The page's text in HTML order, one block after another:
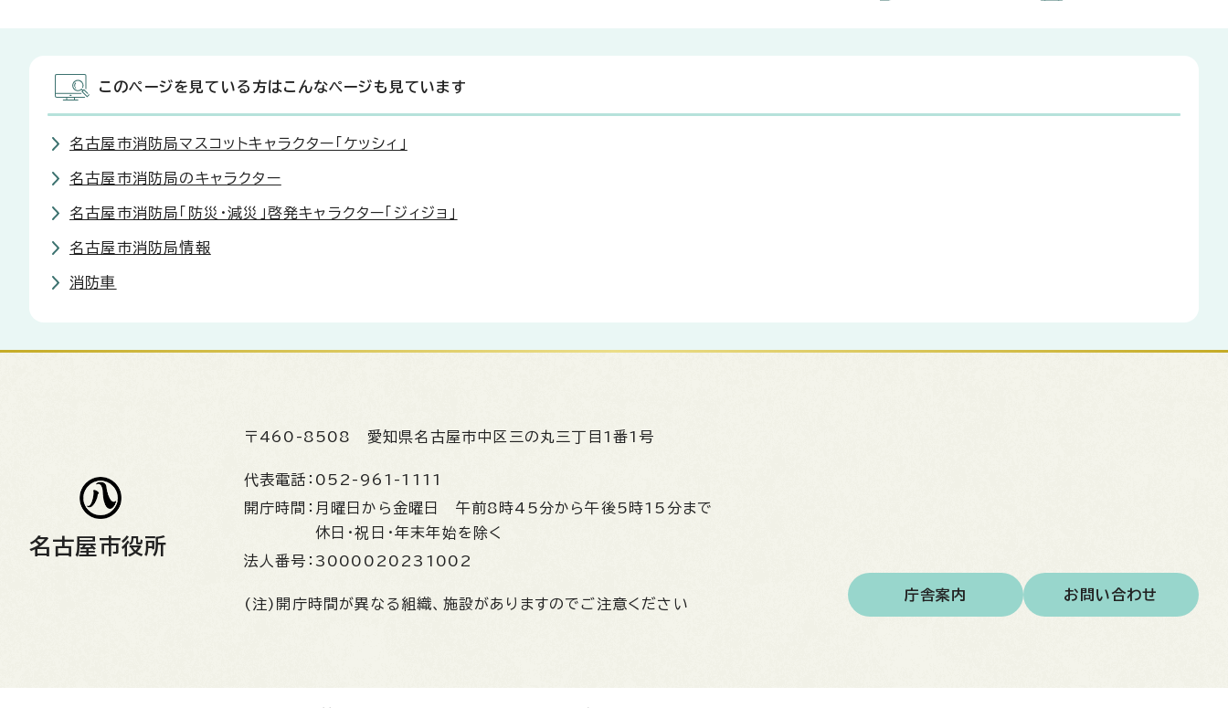
このページを見ている方はこんなページも見ています
名古屋市消防局マスコットキャラクター「ケッシィ」
名古屋市消防局のキャラクター
名古屋市消防局「防災・減災」啓発キャラクター「ジィジョ」
名古屋市消防局情報
消防車
名古屋市役所
〒460-8508 愛知県名古屋市中区三の丸三丁目1番1号
代表電話： 052-961-1111
開庁時間： 月曜日から金曜日 午前8時45分から午後5時15分まで
休日・祝日・年末年始を除く
法人番号： 3000020231002
(注)開庁時間が異なる組織、施設がありますのでご注意ください
庁舎案内 お問い合わせ